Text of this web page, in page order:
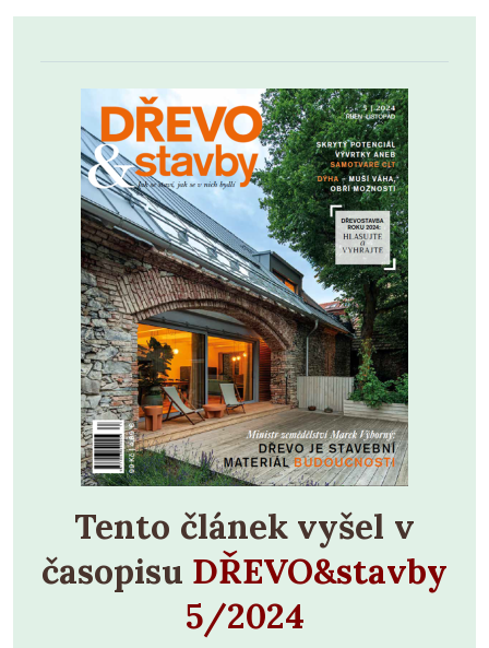
Tento článek vyšel v
časopisu DŘEVO&stavby
5/2024